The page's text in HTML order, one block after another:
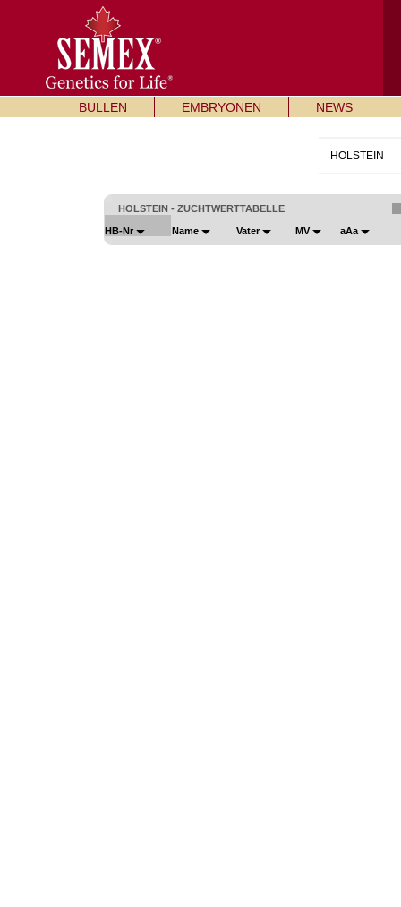
BULLEN EMBRYONEN NEWS
HOLSTEIN
HOLSTEIN - ZUCHTWERTTABELLE
HB-Nr Name Vater MV aAa